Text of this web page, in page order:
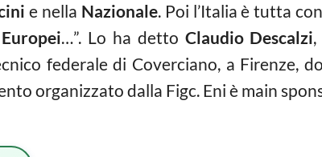
e nella Nazionale. Poi l’Italia è tutta
Europei…”. Lo ha detto Claudio Descalzi,
federale di Coverciano, a Firenze,
organizzato dalla Figc. Eni è main